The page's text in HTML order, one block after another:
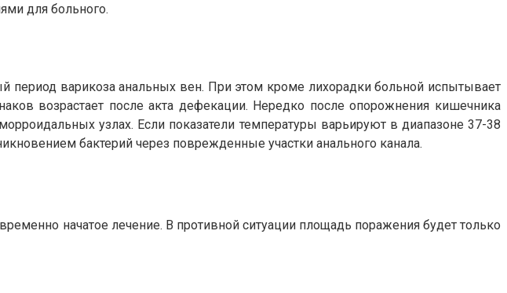
для больного.
варикоза анальных вен. При этом кроме лихорадки больной испытывает
возрастает после акта дефекации. Нередко после опорожнения кишечника
узлах. Если показатели температуры варьируют в диапазоне 37-38
бактерий через поврежденные участки анального канала.
начатое лечение. В противной ситуации площадь поражения будет только